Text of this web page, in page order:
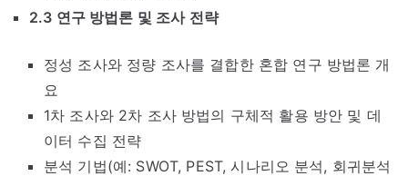
2.3 연구 방법론 및 조사 전략
정성 조사와 정량 조사를 결합한 혼합 연구 방법론 개
요
1차 조사와 2차 조사 방법의 구체적 활용 방안 및 데
이터 수집 전략
분석 기법(예: SWOT, PEST, 시나리오 분석, 회귀분석